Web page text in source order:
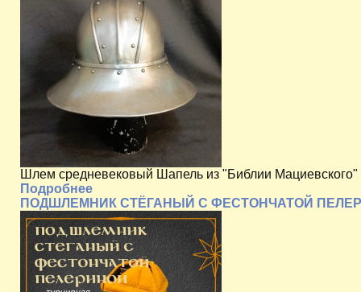
Шлем средневековый Шапель из "Библии
Подробнее
ПОДШЛЕМНИК СТЁГАНЫЙ С ФЕСТОНЧАТОЙ